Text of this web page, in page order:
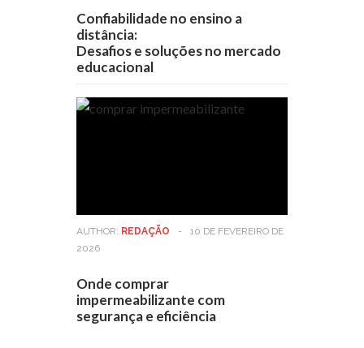
Confiabilidade no ensino a
distância:
Desafios e soluções no mercado
educacional
AUTHOR: REDAÇÃO -
10 DE FEVEREIRO DE
2026
Onde comprar
impermeabilizante com
segurança e eficiência